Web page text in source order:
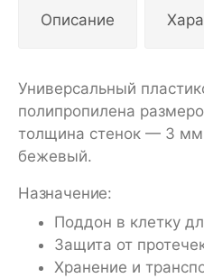
Описание
Универсальный
полипропилена
толщина стенок — 3
бежевый.
Назначение:
Поддон в клетку
Защита от
Хранение и